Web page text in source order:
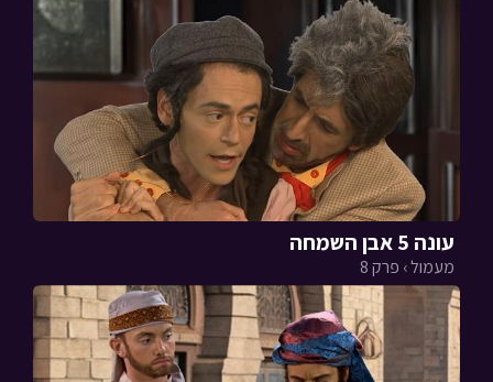
עונה 5 אבן השמחה
מעמול › פרק 8